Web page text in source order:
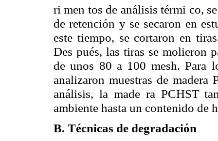
ri men tos de análisis térmi co,
de retención y se secaron en
este tiempo, se cortaron en
Des pués, las tiras se molieron
de unos 80 a 100 mesh. Para
analizaron muestras de
análisis, la made ra PCHST
ambiente hasta un contenido de
B. Técnicas de degradación